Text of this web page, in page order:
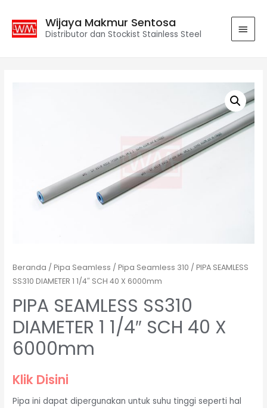
Wijaya Makmur Sentosa
Distributor dan Stockist Stainless Steel
Beranda /Pipa Seamless /Pipa Seamless 310 / PIPA SEAMLESS
SS310 DIAMETER 1 1/4″ SCH 40 X 6000mm
PIPA SEAMLESS SS310
DIAMETER 1 1/4″ SCH 40 X
6000mm
Klik Disini
Pipa ini dapat dipergunakan untuk suhu tinggi seperti hal